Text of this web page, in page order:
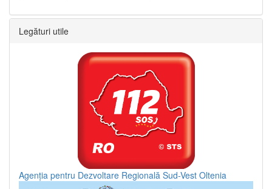
Legături utile
Agenția pentru Dezvoltare Regională Sud-Vest Oltenia